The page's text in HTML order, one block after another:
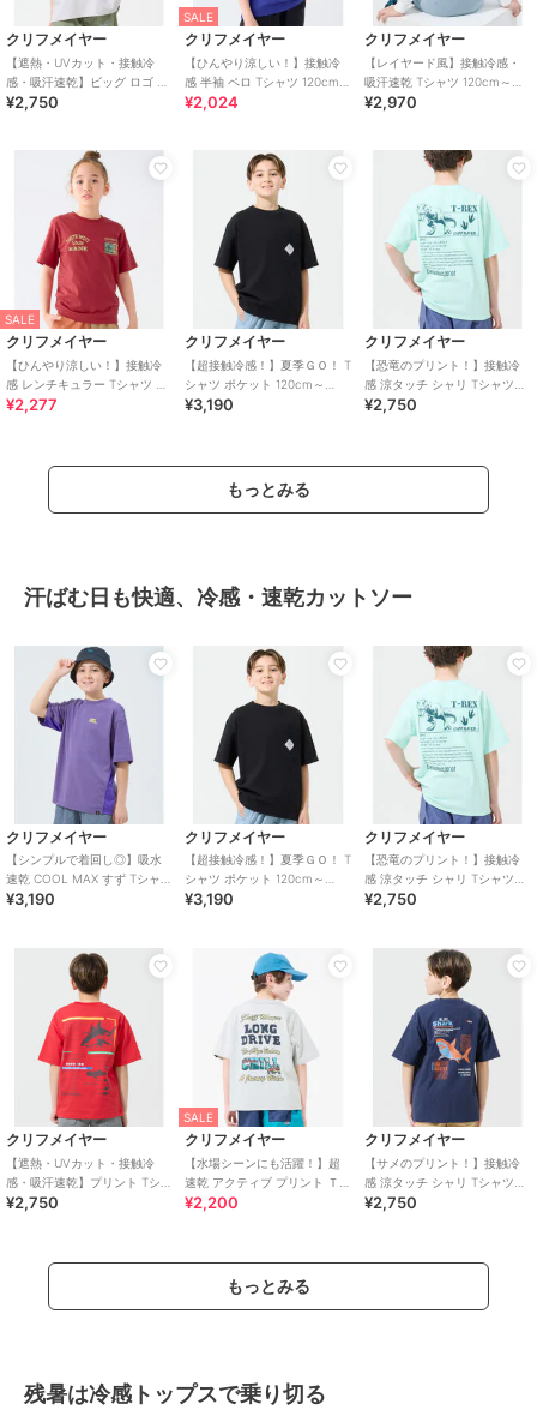
クリフメイヤー
【遮熱・UVカット・接触冷
感・吸汗速乾】ビッグ ロゴ T
シャツ 120cm～170cm
¥2,750
SALE
クリフメイヤー
【ひんやり涼しい！】接触冷
感 半袖 ペロ Tシャツ 120cm～
170cm
¥2,024
クリフメイヤー
【レイヤード風】接触冷感・
吸汗速乾 Tシャツ 120cm～
170cm
¥2,970
SALE
クリフメイヤー
【ひんやり涼しい！】接触冷
感 レンチキュラー Tシャツ 半
袖 120cm～170cm
¥2,277
クリフメイヤー
【超接触冷感！】夏季ＧＯ！ T
シャツ ポケット 120cm～
170cm
¥3,190
クリフメイヤー
【恐竜のプリント！】接触冷
感 涼タッチ シャリ Tシャツ
120cm～170cm
¥2,750
もっとみる
汗ばむ日も快適、冷感・速乾カットソー
クリフメイヤー
【シンプルで着回し◎】吸水
速乾 COOL MAX すず Tシャツ
半袖 120cm～170cm
¥3,190
クリフメイヤー
【超接触冷感！】夏季ＧＯ！ T
シャツ ポケット 120cm～
170cm
¥3,190
クリフメイヤー
【恐竜のプリント！】接触冷
感 涼タッチ シャリ Tシャツ
120cm～170cm
¥2,750
クリフメイヤー
【遮熱・UVカット・接触冷
感・吸汗速乾】プリント Tシャ
ツ ホホジロザメ 120cm～
¥2,750
SALE
クリフメイヤー
【水場シーンにも活躍！】超
速乾 アクティブ プリント Ｔシ
ャツ 120cm～170cm
¥2,200
クリフメイヤー
【サメのプリント！】接触冷
感 涼タッチ シャリ Tシャツ
120cm～170cm
¥2,750
もっとみる
残暑は冷感トップスで乗り切る